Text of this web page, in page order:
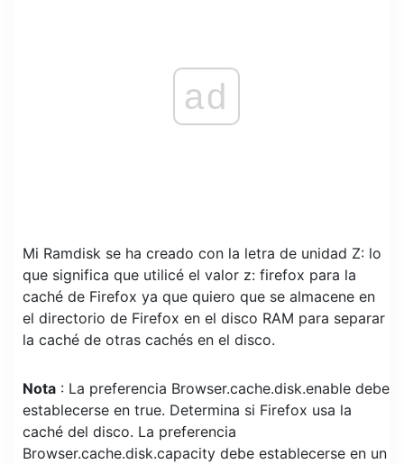
ad
Mi Ramdisk se ha creado con la letra de unidad Z: lo
que significa que utilicé el valor z: firefox para la
caché de Firefox ya que quiero que se almacene en
el directorio de Firefox en el disco RAM para separar
la caché de otras cachés en el disco.
Nota : La preferencia Browser.cache.disk.enable debe
establecerse en true. Determina si Firefox usa la
caché del disco. La preferencia
Browser.cache.disk.capacity debe establecerse en un